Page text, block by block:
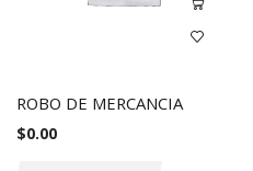
ROBO DE MERCANCIA
$0.00